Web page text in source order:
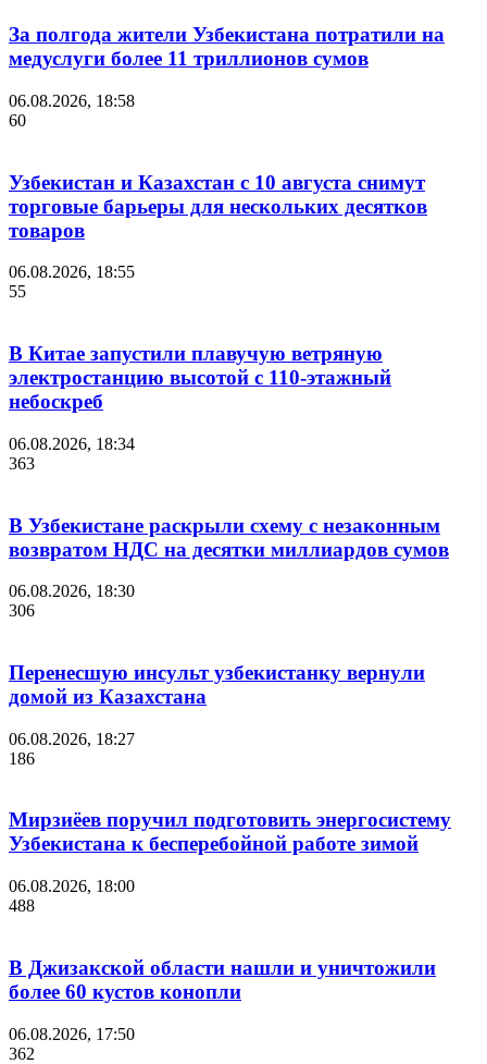
За полгода жители Узбекистана потратили на
медуслуги более 11 триллионов сумов
06.08.2026, 18:58
60
Узбекистан и Казахстан с 10 августа снимут
торговые барьеры для нескольких десятков
товаров
06.08.2026, 18:55
55
В Китае запустили плавучую ветряную
электростанцию высотой с 110-этажный
небоскреб
06.08.2026, 18:34
363
В Узбекистане раскрыли схему с незаконным
возвратом НДС на десятки миллиардов сумов
06.08.2026, 18:30
306
Перенесшую инсульт узбекистанку вернули
домой из Казахстана
06.08.2026, 18:27
186
Мирзиёев поручил подготовить энергосистему
Узбекистана к бесперебойной работе зимой
06.08.2026, 18:00
488
В Джизакской области нашли и уничтожили
более 60 кустов конопли
06.08.2026, 17:50
362